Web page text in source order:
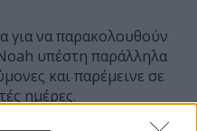
για να παρακολουθούν
υπέστη παράλληλα
και παρέμεινε σε
ημέρες.